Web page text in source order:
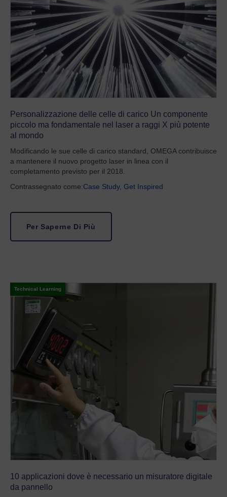
Personalizzazione delle celle di carico Un componente
piccolo ma fondamentale nel laser a raggi X più potente
al mondo
Modificando le sue celle di carico standard, OMEGA contribuisce
a mantenere il nuovo progetto laser in linea con il
completamento previsto per il 2018.
Contrassegnato come:Case Study, Get Inspired
Per Saperne Di Più
Technical Learning
10 applicazioni dove è necessario un misuratore digitale
da pannello